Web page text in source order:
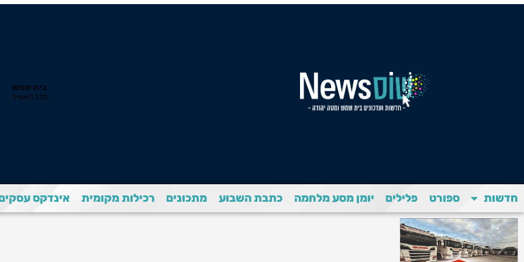
חדשות ספורט פלילים יומן מסע מלחמה כתבת השבוע מתכונים רכילות מקומית אינדקס